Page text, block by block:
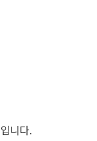
입니다.